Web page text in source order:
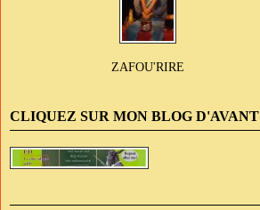
ZAFOU'RIRE
CLIQUEZ SUR MON BLOG D'AVANT